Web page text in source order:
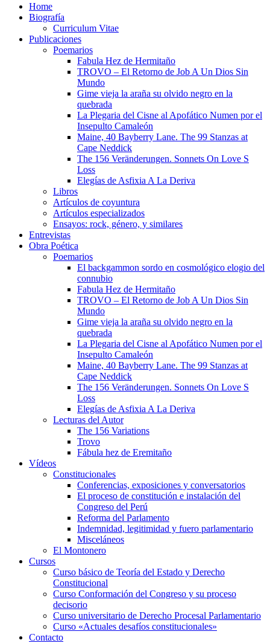
Home
Biografía
Curriculum Vitae​
Publicaciones
Poemarios
Fabula Hez de Hermitaño
TROVO – El Retorno de Job A Un Dios Sin
Mundo
Gime vieja la araña su olvido negro en la
quebrada
La Plegaria del Cisne al Apofático Numen por el
Insepulto Camaleón
Maine, 40 Bayberry Lane. The 99 Stanzas at
Cape Neddick
The 156 Veränderungen. Sonnets On Love S
Loss
Elegías de Asfixia A La Deriva
Libros
Artículos de coyuntura
Artículos especializados
Ensayos: rock, género, y similares
Entrevistas
Obra Poética
Poemarios
El backgammon sordo en cosmológico elogio del
connubio
Fabula Hez de Hermitaño
TROVO – El Retorno de Job A Un Dios Sin
Mundo
Gime vieja la araña su olvido negro en la
quebrada
La Plegaria del Cisne al Apofático Numen por el
Insepulto Camaleón
Maine, 40 Bayberry Lane. The 99 Stanzas at
Cape Neddick
The 156 Veränderungen. Sonnets On Love S
Loss
Elegías de Asfixia A La Deriva
Lecturas del Autor
The 156 Variations
Trovo
Fábula hez de Eremitaño
Vídeos
Constitucionales
Conferencias, exposiciones y conversatorios
El proceso de constitución e instalación del
Congreso del Perú
Reforma del Parlamento
Indemnidad, legitimidad y fuero parlamentario
Misceláneos
El Montonero
Cursos
Curso básico de Teoría del Estado y Derecho
Constitucional
Curso Conformación del Congreso y su proceso
decisorio
Curso universitario de Derecho Procesal Parlamentario
Curso «Actuales desafíos constitucionales»
Contacto